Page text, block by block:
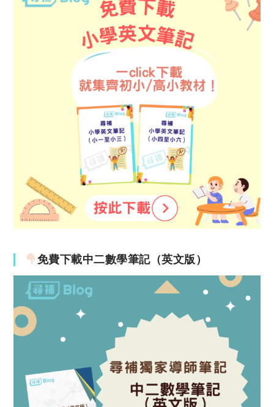
免費下載中二數學筆記（英文版）